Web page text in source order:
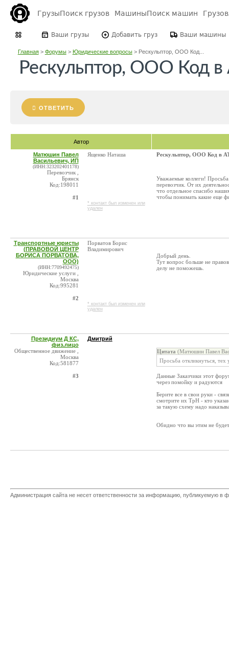
ГрузыПоиск грузов МашиныПоиск машин
Ваши грузы Добавить груз Ваши машины
Главная> Форумы> Юридические вопросы> Рескульптор, ООО Код...
Рескульптор, ООО Код
ОТВЕТИТЬ
Автор
Матюшин Павел
Васильевич, ИП
(ИНН:323202401178)
Перевозчик ,
Брянск
Код:198011
#1
Ященко Наташа
* контакт был изменен или
удален
Рескульптор, ООО Код в
Уважаемые коллеги!
перевозчик. От их
что отдельное спасибо
чтобы понимать какие еще
Транспортные юристы
(ПРАВОВОЙ ЦЕНТР
БОРИСА ПОРВАТОВА,
ООО)
(ИНН:7709492475)
Юридические услуги ,
Москва
Код:995281
#2
Порватов Борис
Владимирович
* контакт был изменен или
удален
Добрый день.
Тут вопрос больше не
делу не поможешь.
Президиум Д КС,
физ.лицо
Общественное движение ,
Москва
Код:581877
#3
Дмитрий
Цитата (Матюшин Павел
Просьба откликнуться,
Данные Заказчики этот
через помойку и радуются
Берите все в свои руки -
смотрите их ТрН - кто
за такую схему надо
Обидно что вы этим не
Администрация сайта не несет ответственности за информацию, публикуемую